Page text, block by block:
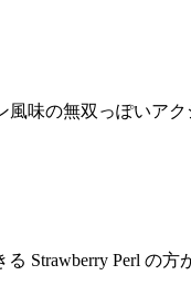
味の無双っぽいアク
Strawberry Perl の方